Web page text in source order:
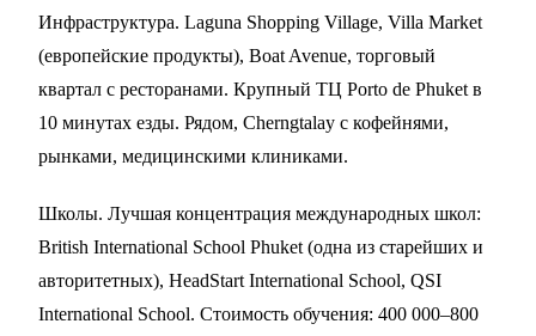
Инфраструктура. Laguna Shopping Village, Villa Market
(европейские продукты), Boat Avenue, торговый
квартал с ресторанами. Крупный ТЦ Porto de Phuket в
10 минутах езды. Рядом, Cherngtalay с кофейнями,
рынками, медицинскими клиниками.
Школы. Лучшая концентрация международных школ:
British International School Phuket (одна из старейших и
авторитетных), HeadStart International School, QSI
International School. Стоимость обучения: 400 000–800